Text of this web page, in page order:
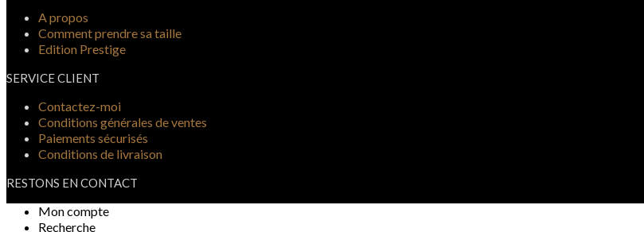
A propos
Comment prendre sa taille
Edition Prestige
SERVICE CLIENT
Contactez-moi
Conditions générales de ventes
Paiements sécurisés
Conditions de livraison
RESTONS EN CONTACT
Mon compte
Recherche